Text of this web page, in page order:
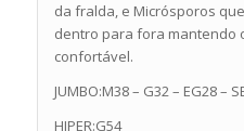
da fralda, e Micrósporos
dentro para fora mantendo
confortável.
JUMBO:M38 – G32 – EG28 –
HIPER:G54